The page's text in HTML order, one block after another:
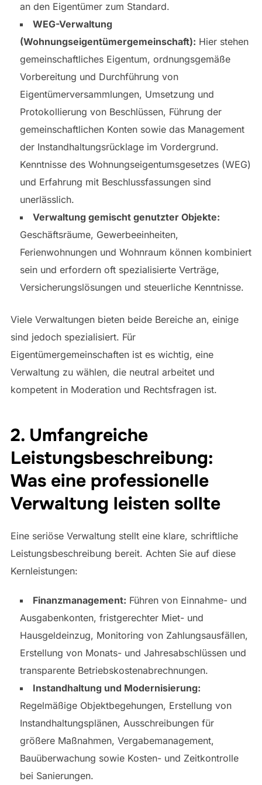
an den Eigentümer zum Standard.
WEG-Verwaltung
(Wohnungseigentümergemeinschaft): Hier stehen
gemeinschaftliches Eigentum, ordnungsgemäße
Vorbereitung und Durchführung von
Eigentümerversammlungen, Umsetzung und
Protokollierung von Beschlüssen, Führung der
gemeinschaftlichen Konten sowie das Management
der Instandhaltungsrücklage im Vordergrund.
Kenntnisse des Wohnungseigentumsgesetzes (WEG)
und Erfahrung mit Beschlussfassungen sind
unerlässlich.
Verwaltung gemischt genutzter Objekte:
Geschäftsräume, Gewerbeeinheiten,
Ferienwohnungen und Wohnraum können kombiniert
sein und erfordern oft spezialisierte Verträge,
Versicherungslösungen und steuerliche Kenntnisse.
Viele Verwaltungen bieten beide Bereiche an, einige
sind jedoch spezialisiert. Für
Eigentümergemeinschaften ist es wichtig, eine
Verwaltung zu wählen, die neutral arbeitet und
kompetent in Moderation und Rechtsfragen ist.
2. Umfangreiche
Leistungsbeschreibung:
Was eine professionelle
Verwaltung leisten sollte
Eine seriöse Verwaltung stellt eine klare, schriftliche
Leistungsbeschreibung bereit. Achten Sie auf diese
Kernleistungen:
Finanzmanagement: Führen von Einnahme- und
Ausgabenkonten, fristgerechter Miet- und
Hausgeldeinzug, Monitoring von Zahlungsausfällen,
Erstellung von Monats- und Jahresabschlüssen und
transparente Betriebskostenabrechnungen.
Instandhaltung und Modernisierung:
Regelmäßige Objektbegehungen, Erstellung von
Instandhaltungsplänen, Ausschreibungen für
größere Maßnahmen, Vergabemanagement,
Bauüberwachung sowie Kosten- und Zeitkontrolle
bei Sanierungen.